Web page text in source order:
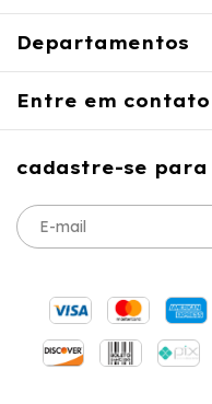
Departamentos
Entre em contato
cadastre-se